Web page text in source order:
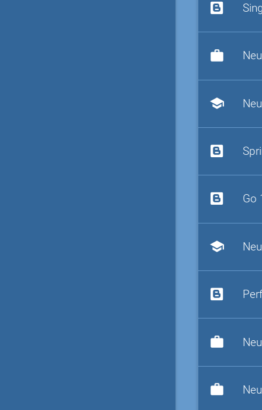
work
school
Go
school
work
work